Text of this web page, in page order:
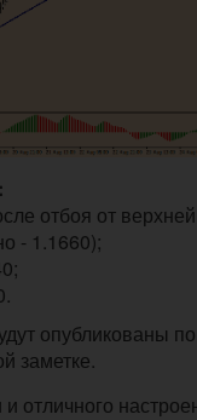
отбоя от
- 1.1660);
опубликованы
заметке.
отличного